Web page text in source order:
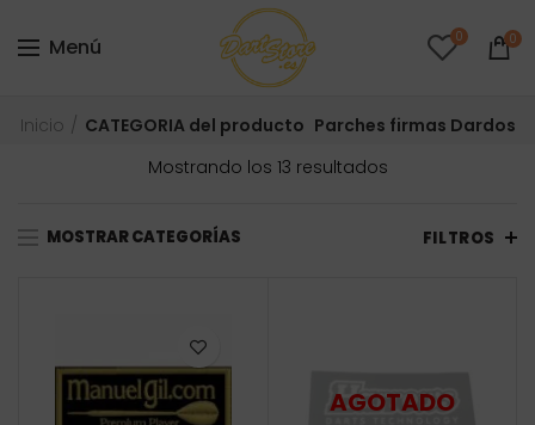
Menú 0 0
Inicio CATEGORIA del producto Parches firmas Dardos
Mostrando los 13 resultadosOrdenado
bajo
MOSTRAR CATEGORÍAS FILTROS